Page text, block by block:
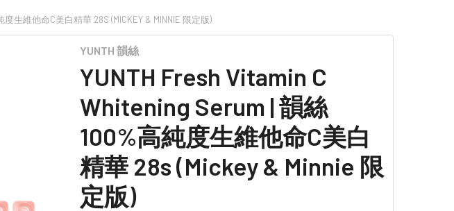
度生維他命C美白精華 28S (MICKEY & MINNIE 限定版)
YUNTH 韻絲
YUNTH Fresh Vitamin C
Whitening Serum | 韻絲
100%高純度生維他命C美白
精華 28s (Mickey & Minnie 限
定版)